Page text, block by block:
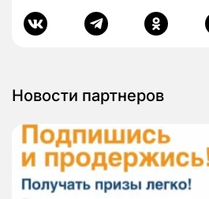
Новости партнеров